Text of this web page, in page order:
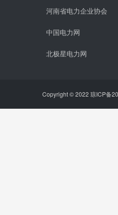
河南省电力企业协会
中国电力网
北极星电力网
Copyright © 2022 琼ICP备